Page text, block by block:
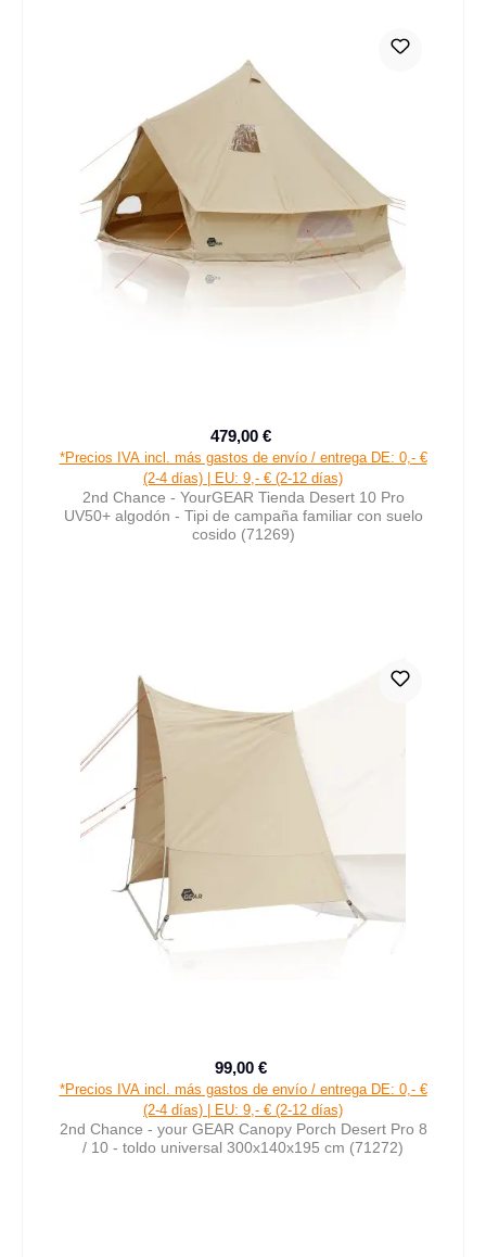
Precio de venta:
479,00 €
*Precios IVA incl. más gastos de envío / entrega DE: 0,- €
(2-4 días) | EU: 9,- € (2-12 días)
2nd Chance - YourGEAR Tienda Desert 10 Pro
UV50+ algodón - Tipi de campaña familiar con suelo
cosido (71269)
Precio de venta:
99,00 €
*Precios IVA incl. más gastos de envío / entrega DE: 0,- €
(2-4 días) | EU: 9,- € (2-12 días)
2nd Chance - your GEAR Canopy Porch Desert Pro 8
/ 10 - toldo universal 300x140x195 cm (71272)